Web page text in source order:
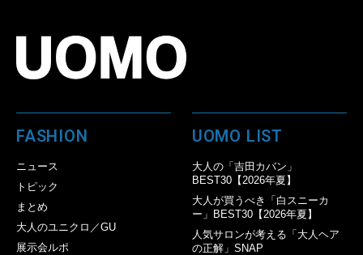
FASHION
ニュース
トピック
まとめ
大人のユニクロ／GU
展示会ルポ
UOMO LIST
大人の「吉田カバン」
BEST30【2026年夏】
大人が買うべき「白スニーカ
ー」BEST30【2026年夏】
人気サロンが考える「大人ヘア
の正解」SNAP